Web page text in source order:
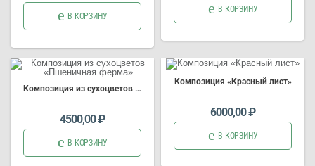
В КОРЗИНУ
В КОРЗИНУ
Композиция из сухоцветов «Пшеничная ферма»
4500,00₽
В КОРЗИНУ
Композиция «Красный лист»
6000,00₽
В КОРЗИНУ